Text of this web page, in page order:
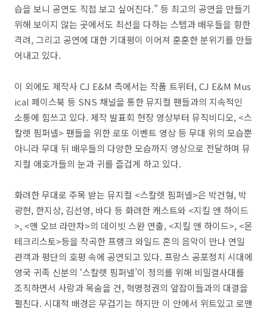
습을 보니 공연도 직접 보고 싶어진다.” 등 최고의 공연을 만들기
위해 보이지 않는 곳에서도 최선을 다하는 스텝과 배우들을 향한
격려, 그리고 공연에 대한 기대평이 이어져 훈훈한 분위기를 만들
어내고 있다.
이 외에도 제작사 CJ E&M 측에서는 작품 트위터, CJ E&M Mus
ical 페이스북 등 SNS 채널을 통한 뮤지컬 팬들과의 지속적인
소통에 힘쓰고 있다. 제작 발표회 현장 영상부터 뮤직비디오, <스
칼렛 핌퍼넬> 팬들을 위한 로또 이벤트 영상 등 무대 위의 모습뿐
아니라 무대 뒤 배우들의 다양한 모습까지 영상으로 전달하며 뮤
지컬 애호가들의 눈과 귀를 즐겁게 하고 있다.
화려한 무대로 주목 받는 뮤지컬 <스칼렛 핌퍼넬>은 박건형, 박
광현, 한지상, 김선영, 바다 등 화려한 캐스트와 <지킬 앤 하이드
>, <맨 오브 라만차>의 데이빗 스완 연출, <지킬 앤 하이드>, <몬
테크리스토>등을 작곡한 프랭크 와일드 혼의 음악이 만나 연일
관객과 평단의 호평 속에 공연되고 있다. 프랑스 공포정치 시대에
영국 귀족 신분의 ‘스칼렛 핌퍼넬’이 정의를 위해 비밀결사대를
조직하면서 사랑과 목숨을 건, 혁명정권의 앞잡이들과의 대결을
펼친다. 시대적 배경은 무겁기는 하지만 이 안에서 위트있고 로맨